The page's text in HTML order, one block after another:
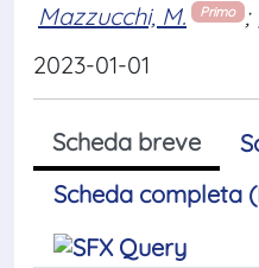
Mazzucchi, M. Primo ;
2023-01-01
Scheda breve
Scheda completa